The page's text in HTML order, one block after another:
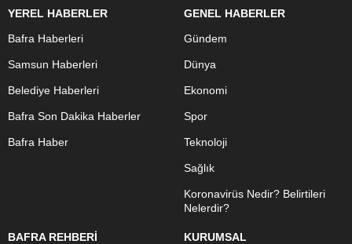
YEREL HABERLER
Bafra Haberleri
Samsun Haberleri
Belediye Haberleri
Bafra Son Dakika Haberler
Bafra Haber
GENEL HABERLER
Gündem
Dünya
Ekonomi
Spor
Teknoloji
Sağlık
Koronavirüs Nedir? Belirtileri
Nelerdir?
BAFRA REHBERİ
KURUMSAL